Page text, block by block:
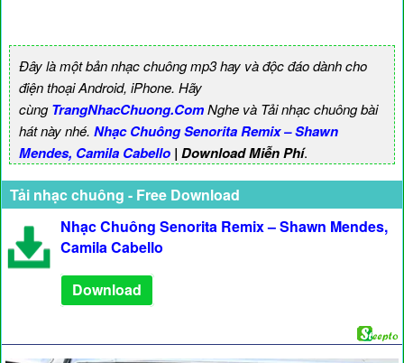
Đây là một bản nhạc chuông mp3 hay và độc đáo dành cho
điện thoại Android, iPhone. Hãy
cùngTrangNhacChuong.ComNghe và Tải nhạc chuông bài
hát này nhé. Nhạc Chuông Senorita Remix – Shawn
Mendes, Camila Cabello | Download Miễn Phí.
Tải nhạc chuông - Free Download
Nhạc Chuông Senorita Remix – Shawn Mendes,
Camila Cabello
Download